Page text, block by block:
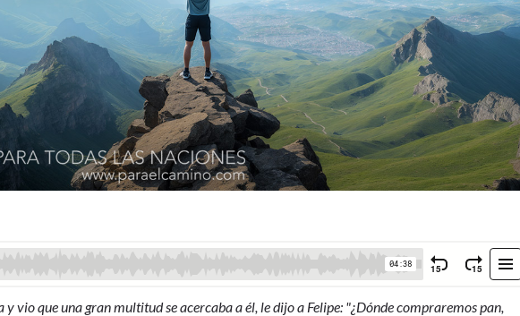
y vio que una gran multitud se acercaba a él, le dijo a Felipe: "¿Dónde compraremos pan,